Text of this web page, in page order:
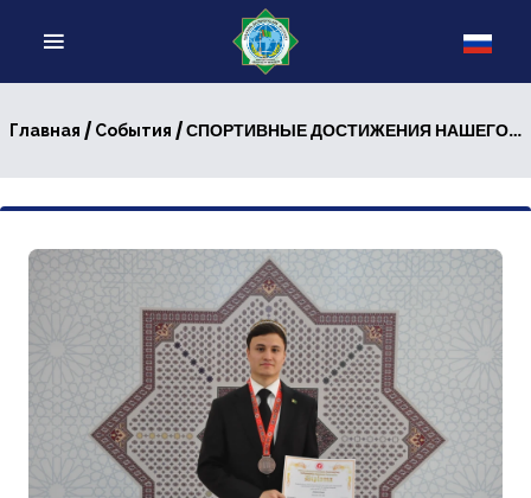
Главная / События / СПОРТИВНЫЕ ДОСТИЖЕНИЯ НАШЕГО СТУДЕНТА